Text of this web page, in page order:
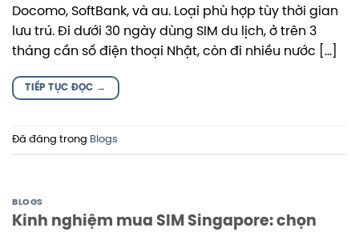
Docomo, SoftBank, và au. Loại phù hợp tùy thời gian
lưu trú. Đi dưới 30 ngày dùng SIM du lịch, ở trên 3
tháng cần số điện thoại Nhật, còn đi nhiều nước […]
TIẾP TỤC ĐỌC →
Đã đăng trong Blogs
BLOGS
Kinh nghiệm mua SIM Singapore: chọn